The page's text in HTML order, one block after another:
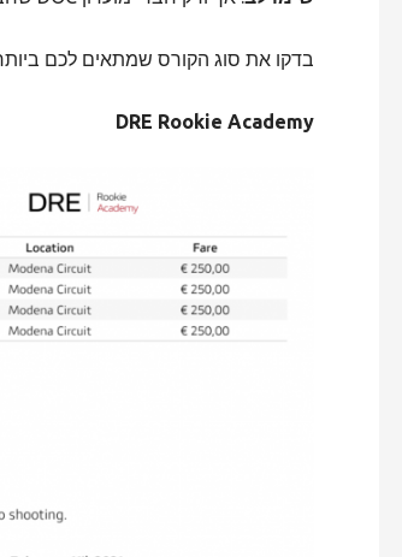
בדקו את סוג הקורס שמתאים לכם
DRE Rookie Academy